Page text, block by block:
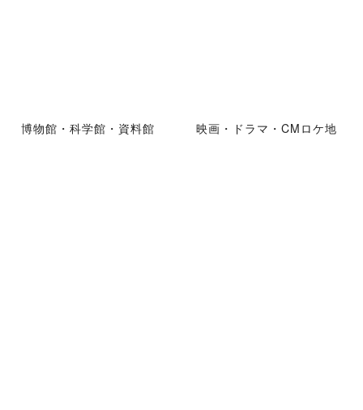
博物館・科学館・資料館 映画・ドラマ・CMロケ地